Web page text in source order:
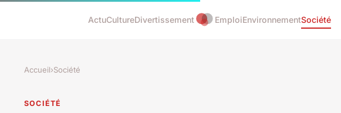
ActuCultureDivertissement EmploiEnvironnementSociété
Accueil›Société
SOCIÉTÉ